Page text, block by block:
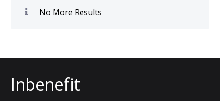
No More Results
Inbenefit